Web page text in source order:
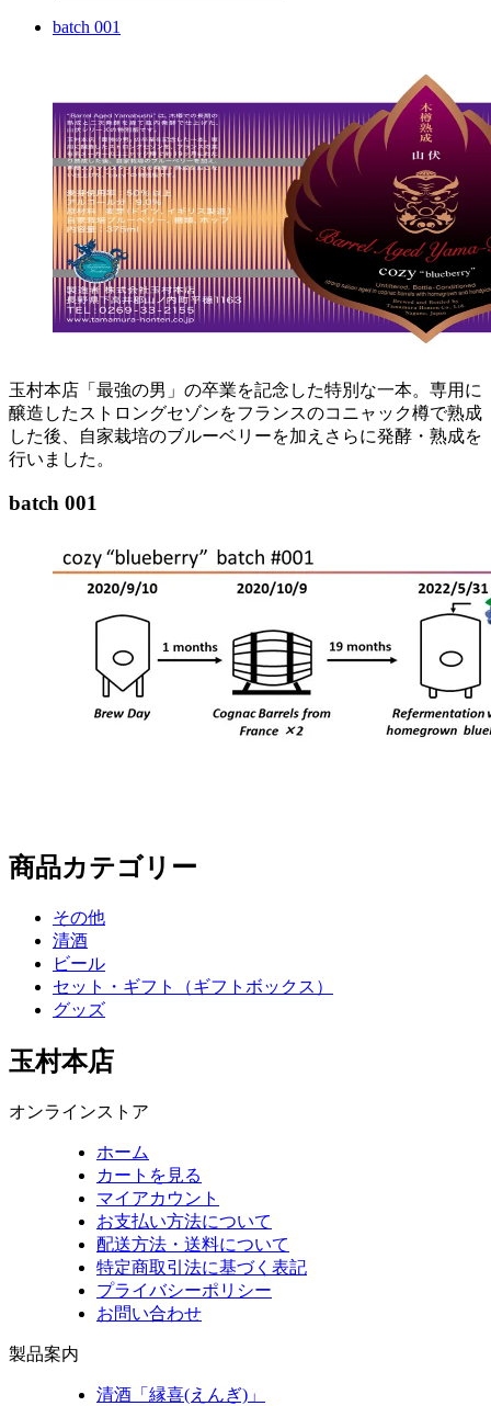
batch 001
玉村本店「最強の男」の卒業を記念した特別な一本。専用に
醸造したストロングセゾンをフランスのコニャック樽で熟成
した後、自家栽培のブルーベリーを加えさらに発酵・熟成を
行いました。
batch 001
商品カテゴリー
その他
清酒
ビール
セット・ギフト（ギフトボックス）
グッズ
玉村本店
オンラインストア
ホーム
カートを見る
マイアカウント
お支払い方法について
配送方法・送料について
特定商取引法に基づく表記
プライバシーポリシー
お問い合わせ
製品案内
清酒「縁喜(えんぎ)」